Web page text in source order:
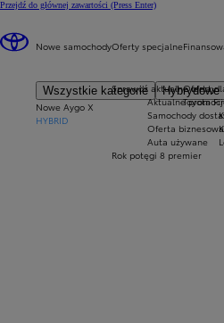
Przejdź do głównej zawartości (Press Enter)
Nowe samochody
Wszystkie kategorie Hybrydowe
Nowe Aygo X
HYBRID
Oferty specjalne
Sprawdź aktualne oferty
Aktualne
Samochody
Oferta biznesowa
Auta używane
Rok potęgi 8 premier
Oferta
Toyota